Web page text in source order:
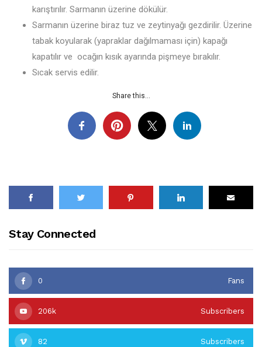
karıştırılır. Sarmanın üzerine dökülür.
Sarmanın üzerine biraz tuz ve zeytinyağı gezdirilir. Üzerine
tabak koyularak (yapraklar dağılmaması için) kapağı
kapatılır ve ocağın kısık ayarında pişmeye bırakılır.
Sıcak servis edilir.
Share this...
Stay Connected
0 Fans
206k Subscribers
82 Subscribers